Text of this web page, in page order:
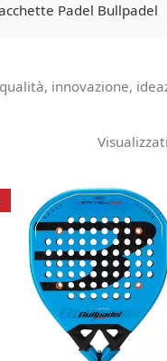
Padel Bullpadel
innovazione,